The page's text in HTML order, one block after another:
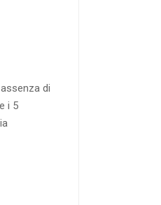
di
i 5